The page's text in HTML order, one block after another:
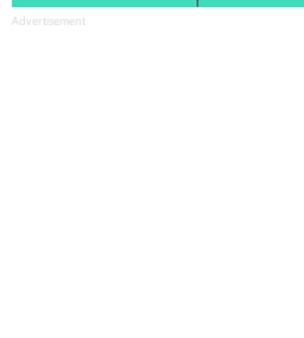
Advertisement